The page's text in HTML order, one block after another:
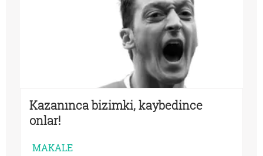
Kazanınca bizimki, kaybedince
onlar!
MAKALE